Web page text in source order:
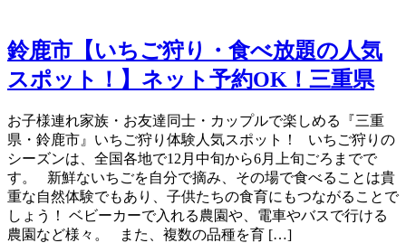
鈴鹿市【いちご狩り・食べ放題の人気
スポット！】ネット予約OK！三重県
お子様連れ家族・お友達同士・カップルで楽しめる『三重
県・鈴鹿市』いちご狩り体験人気スポット！ いちご狩りの
シーズンは、全国各地で12月中旬から6月上旬ごろまでで
す。 新鮮ないちごを自分で摘み、その場で食べることは貴
重な自然体験でもあり、子供たちの食育にもつながることで
しょう！ ベビーカーで入れる農園や、電車やバスで行ける
農園など様々。 また、複数の品種を育 […]